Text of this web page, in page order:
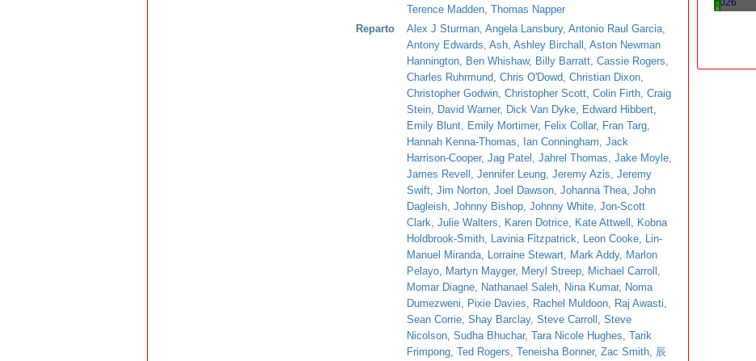
Terence Madden, Thomas Napper
Reparto
Alex J Sturman, Angela Lansbury, Antonio Raul Garcia,
Antony Edwards, Ash, Ashley Birchall , Aston Newman
Hannington, Ben Whishaw, Billy Barratt, Cassie Rogers,
Charles Ruhrmund, Chris O'Dowd, Christian Dixon,
Christopher Godwin, Christopher Scott, Colin Firth, Craig
Stein, David Warner, Dick Van Dyke, Edward Hibbert,
Emily Blunt, Emily Mortimer, Felix Collar, Fran Targ,
Hannah Kenna-Thomas, Ian Conningham, Jack
Harrison-Cooper, Jag Patel , Jahrel Thomas, Jake Moyle,
James Revell , Jennifer Leung, Jeremy Azis, Jeremy
Swift, Jim Norton, Joel Dawson, Johanna Thea, John
Dagleish, Johnny Bishop, Johnny White, Jon-Scott
Clark, Julie Walters, Karen Dotrice, Kate Attwell , Kobna
Holdbrook-Smith, Lavinia Fitzpatrick, Leon Cooke, Lin-
Manuel Miranda, Lorraine Stewart, Mark Addy, Marlon
Pelayo, Martyn Mayger, Meryl Streep, Michael Carroll ,
Momar Diagne, Nathanael Saleh, Nina Kumar, Noma
Dumezweni, Pixie Davies, Rachel Muldoon, Raj Awasti,
Sean Corrie, Shay Barclay, Steve Carroll , Steve
Nicolson, Sudha Bhuchar, Tara Nicole Hughes, Tarik
Frimpong, Ted Rogers, Teneisha Bonner, Zac Smith, 辰